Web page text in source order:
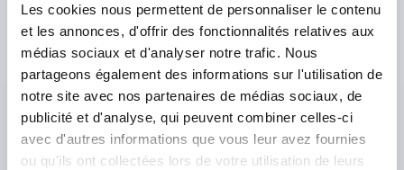
Les cookies nous permettent de personnaliser le contenu
et les annonces, d'offrir des fonctionnalités relatives aux
médias sociaux et d'analyser notre trafic. Nous
partageons également des informations sur l'utilisation de
notre site avec nos partenaires de médias sociaux, de
publicité et d'analyse, qui peuvent combiner celles-ci
avec d'autres informations que vous leur avez fournies
ou qu'ils ont collectées lors de votre utilisation de leurs
PIED À ROTULE D1=M20 D=60, H=42, FORME:A, ACIER
DE TRAITEMENT, COMP:ACIER DE DÉCOLLETAGE
DIAMÈTRE DE L'EMBASE=60 FILETAGE=M20
SW=30